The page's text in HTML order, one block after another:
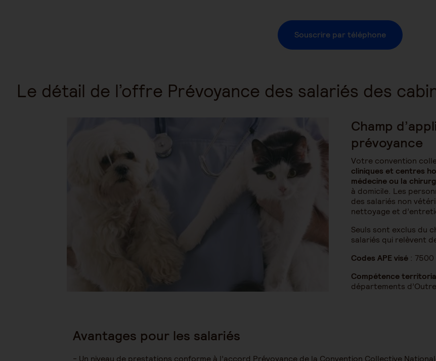
Souscrire par téléphone
Le détail de l’offre Prévoyance des salariés des
Champ
prévoyance
Votre convention
cliniques et centres
médecine ou la
à domicile. Les
des salariés non
nettoyage et
Seuls sont exclus du
salariés qui relèvent
Codes APE visé : 7500
Compétence
départements
Avantages pour les salariés
Un niveau de prestations conforme à l’accord Prévoyance de la Convention Collective